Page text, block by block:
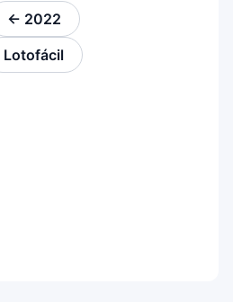
← 2022
Lotofácil